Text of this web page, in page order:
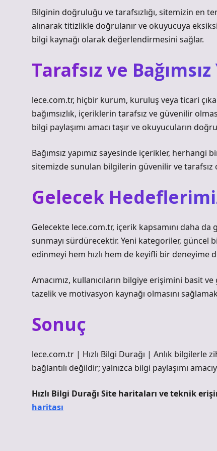
Bilginin doğruluğu ve tarafsızlığı, sitemizin en
alınarak titizlikle doğrulanır ve okuyucuya
bilgi kaynağı olarak değerlendirmesini sağlar.
Tarafsız ve Bağımsız
lece.com.tr, hiçbir kurum, kuruluş veya ticari
bağımsızlık, içeriklerin tarafsız ve güvenilir
bilgi paylaşımı amacı taşır ve okuyucuların
Bağımsız yapımız sayesinde içerikler, herhangi
sitemizde sunulan bilgilerin güvenilir ve
Gelecek
Gelecekte lece.com.tr, içerik kapsamını daha
sunmayı sürdürecektir. Yeni kategoriler, güncel
edinmeyi hem hızlı hem de keyifli bir deneyime
Amacımız, kullanıcıların bilgiye erişimini basit
tazelik ve motivasyon kaynağı olmasını
Sonuç
lece.com.tr | Hızlı Bilgi Durağı | Anlık
bağlantılı değildir; yalnızca bilgi paylaşımı
Hızlı Bilgi Durağı Site haritaları ve teknik
haritası